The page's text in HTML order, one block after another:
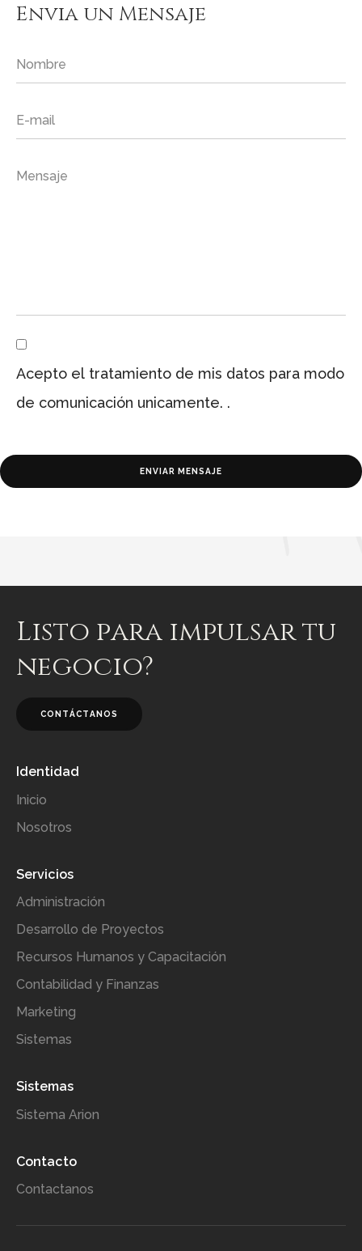
Envia un Mensaje
Nombre
E-mail
Mensaje
Acepto el tratamiento de mis datos para modo
de comunicación unicamente. .
ENVIAR MENSAJE
Listo para impulsar tu
negocio?
CONTÁCTANOS
Identidad
Inicio
Nosotros
Servicios
Administración
Desarrollo de Proyectos
Recursos Humanos y Capacitación
Contabilidad y Finanzas
Marketing
Sistemas
Sistemas
Sistema Arion
Contacto
Contactanos